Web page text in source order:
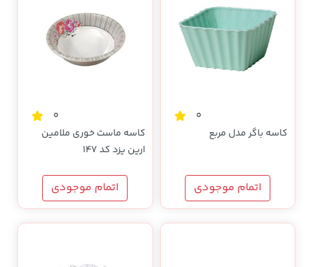
0
کاسه باگر مدل مربع
اتمام موجودی
0
کاسه ماست خوری ملامین
ارین یزد کد 147
اتمام موجودی